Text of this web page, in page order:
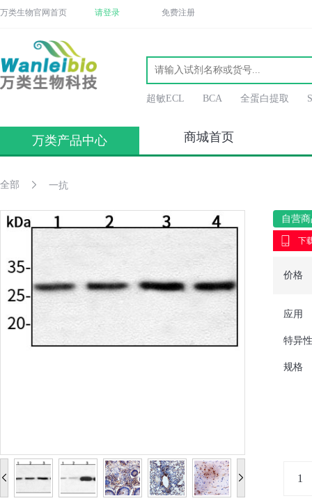
万类生物官网首页 请登录 免费注册
超敏ECL BCA 全蛋白提取
万类产品中心 商城首页
全部 一抗
自营
下
价格
应用
特异性
规格